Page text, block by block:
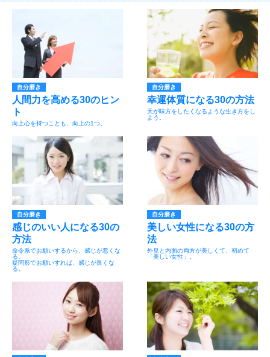
自分磨き
人間力を高める30のヒン
ト
向上心を持つことも、向上の1つ。
自分磨き
幸運体質になる30の方法
天が味方をしたくなるような生き方をし
よう。
自分磨き
感じのいい人になる30の
方法
命令系でお願いするから、感じが悪くな
る。
疑問形でお願いすれば、感じが良くな
る。
自分磨き
美しい女性になる30の方
法
外見と内面の両方が美しくて、初めて
「美しい女性」。